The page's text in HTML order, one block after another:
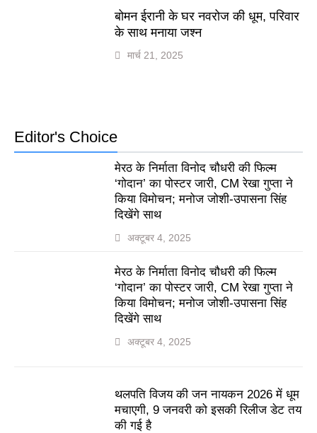
बोमन ईरानी के घर नवरोज की धूम, परिवार
के साथ मनाया जश्न
मार्च 21, 2025
Editor's Choice
मेरठ के निर्माता विनोद चौधरी की फिल्म
‘गोदान’ का पोस्टर जारी, CM रेखा गुप्ता ने
किया विमोचन; मनोज जोशी-उपासना सिंह
दिखेंगे साथ
अक्टूबर 4, 2025
मेरठ के निर्माता विनोद चौधरी की फिल्म
‘गोदान’ का पोस्टर जारी, CM रेखा गुप्ता ने
किया विमोचन; मनोज जोशी-उपासना सिंह
दिखेंगे साथ
अक्टूबर 4, 2025
थलपति विजय की जन नायकन 2026 में धूम
मचाएगी, 9 जनवरी को इसकी रिलीज डेट तय
की गई है